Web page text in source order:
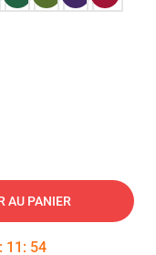
AU PANIER
: 11 : 53